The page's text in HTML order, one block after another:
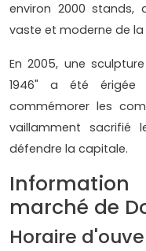
environ 2000 stands,
vaste et moderne de la
En 2005, une
1946" a été
commémorer les
vaillamment sacrifié
défendre la capitale.
marché de
Horaire